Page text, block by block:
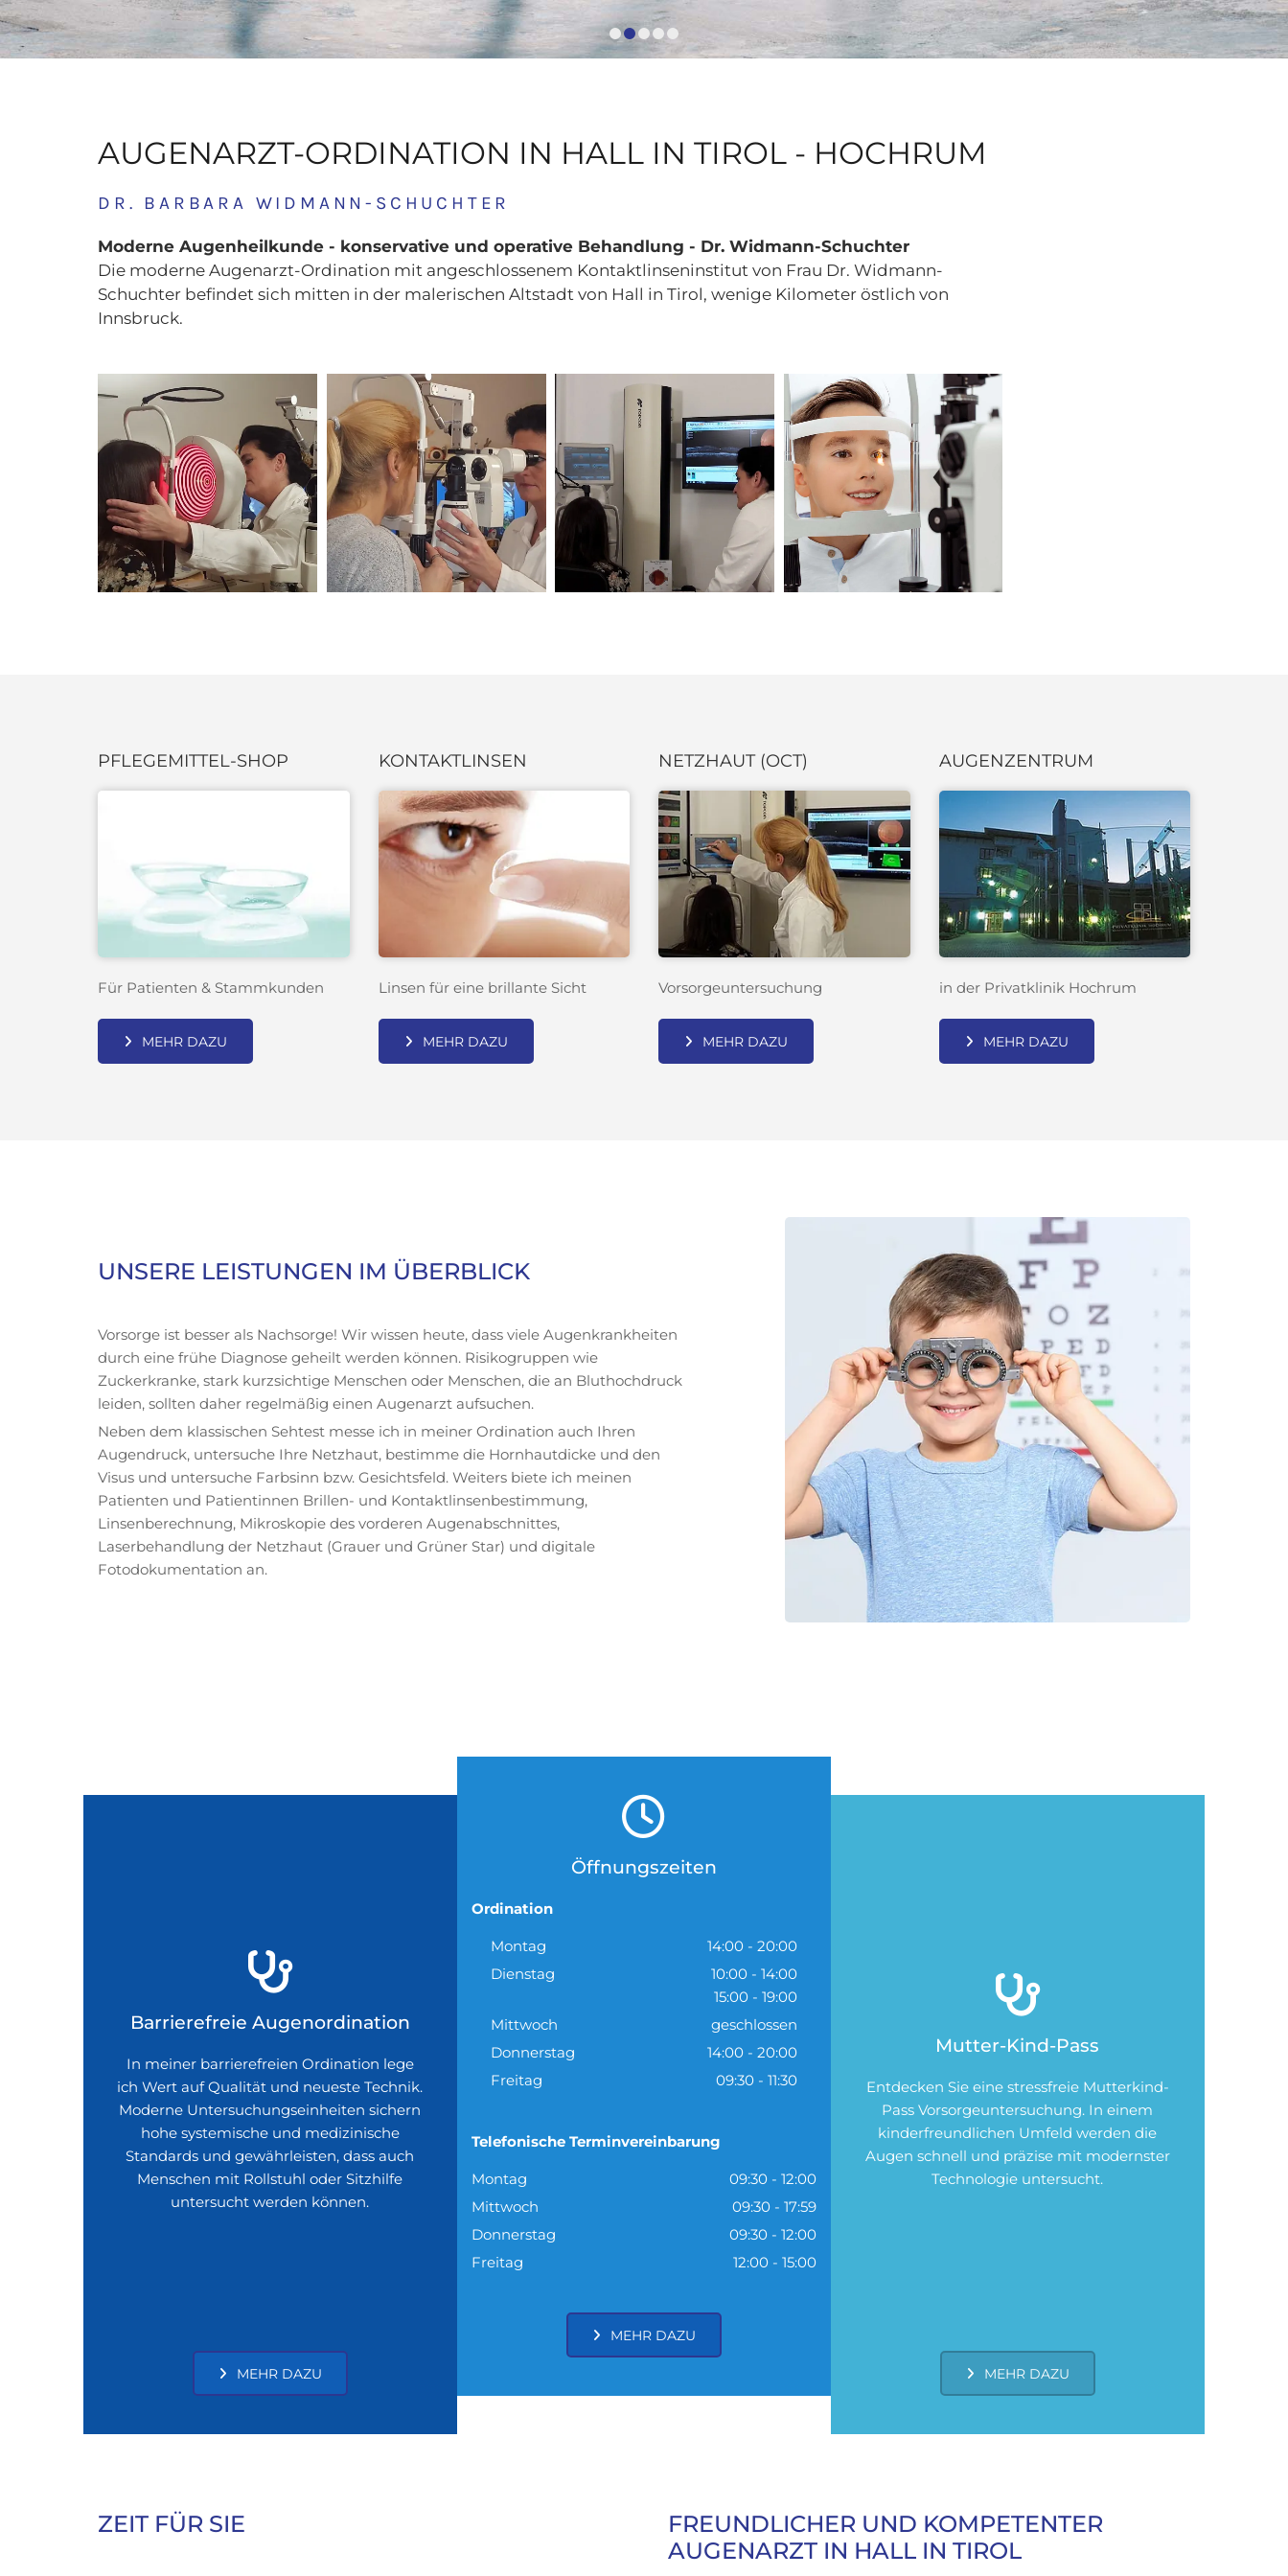
AUGENARZT-ORDINATION IN HALL IN TIROL - HOCHRUM
DR. BARBARA WIDMANN-SCHUCHTER
Moderne Augenheilkunde - konservative und operative Behandlung - Dr. Widmann-Schuchter
Die moderne Augenarzt-Ordination mit angeschlossenem Kontaktlinseninstitut von Frau Dr. Widmann-
Schuchter befindet sich mitten in der malerischen Altstadt von Hall in Tirol, wenige Kilometer östlich von
Innsbruck.
PFLEGEMITTEL-SHOP
Für Patienten & Stammkunden
MEHR DAZU
KONTAKTLINSEN
Linsen für eine brillante Sicht
MEHR DAZU
NETZHAUT (OCT)
Vorsorgeuntersuchung
MEHR DAZU
AUGENZENTRUM
in der Privatklinik Hochrum
MEHR DAZU
UNSERE LEISTUNGEN IM ÜBERBLICK
Vorsorge ist besser als Nachsorge! Wir wissen heute, dass viele Augenkrankheiten
durch eine frühe Diagnose geheilt werden können. Risikogruppen wie
Zuckerkranke, stark kurzsichtige Menschen oder Menschen, die an Bluthochdruck
leiden, sollten daher regelmäßig einen Augenarzt aufsuchen.
Neben dem klassischen Sehtest messe ich in meiner Ordination auch Ihren
Augendruck, untersuche Ihre Netzhaut, bestimme die Hornhautdicke und den
Visus und untersuche Farbsinn bzw. Gesichtsfeld. Weiters biete ich meinen
Patienten und Patientinnen Brillen- und Kontaktlinsenbestimmung,
Linsenberechnung, Mikroskopie des vorderen Augenabschnittes,
Laserbehandlung der Netzhaut (Grauer und Grüner Star) und digitale
Fotodokumentation an.

Barrierefreie Augenordination
In meiner barrierefreien Ordination lege
ich Wert auf Qualität und neueste Technik.
Moderne Untersuchungseinheiten sichern
hohe systemische und medizinische
Standards und gewährleisten, dass auch
Menschen mit Rollstuhl oder Sitzhilfe
untersucht werden können.
MEHR DAZU

Öffnungszeiten
Ordination
Montag
14:00 - 20:00
Dienstag
10:00 - 14:00
15:00 - 19:00
Mittwoch
geschlossen
Donnerstag
14:00 - 20:00
Freitag
09:30 - 11:30
Telefonische Terminvereinbarung
Montag
09:30 - 12:00
Mittwoch
09:30 - 17:59
Donnerstag
09:30 - 12:00
Freitag
12:00 - 15:00
MEHR DAZU

Mutter-Kind-Pass
Entdecken Sie eine stressfreie Mutterkind-
Pass Vorsorgeuntersuchung. In einem
kinderfreundlichen Umfeld werden die
Augen schnell und präzise mit modernster
Technologie untersucht.
MEHR DAZU
ZEIT FÜR SIE
FREUNDLICHER UND KOMPETENTER
AUGENARZT IN HALL IN TIROL